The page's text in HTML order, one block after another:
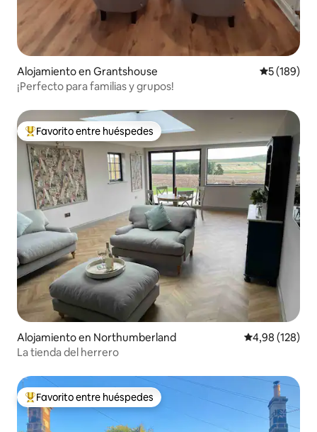
Alojamiento en Grantshouse
5 (189)
¡Perfecto para familias y grupos!
Favorito entre los huéspedes más destacados
Favorito entre huéspedes
Alojamiento en Northumberland Calificación
4,98 (128)
La tienda del herrero
Favorito entre los huéspedes más destacados
Favorito entre huéspedes